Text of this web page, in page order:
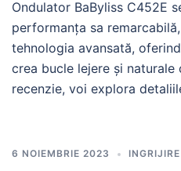
Ondulator BaByliss C452E
performanța sa
tehnologia avansată,
crea bucle lejere și naturale
recenzie, voi explora
6 NOIEMBRIE 2023